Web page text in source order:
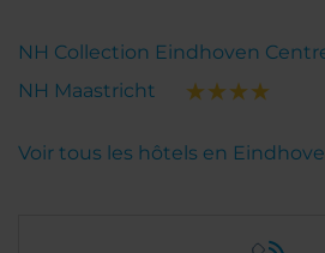
NH Collection Eindhoven
NH Maastricht
Voir tous les hôtels en